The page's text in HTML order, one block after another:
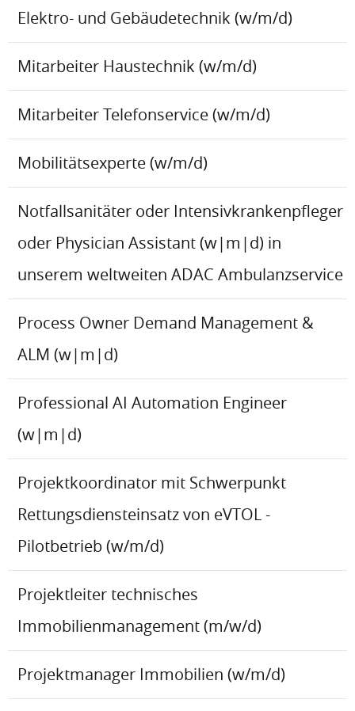
Elektro- und Gebäudetechnik (w/m/d)
Mitarbeiter Haustechnik (w/m/d)
Mitarbeiter Telefonservice (w/m/d)
Mobilitätsexperte (w/m/d)
Notfallsanitäter oder Intensivkrankenpfleger
oder Physician Assistant (w|m|d) in
unserem weltweiten ADAC Ambulanzservice
Process Owner Demand Management &
ALM (w|m|d)
Professional AI Automation Engineer
(w|m|d)
Projektkoordinator mit Schwerpunkt
Rettungsdiensteinsatz von eVTOL -
Pilotbetrieb (w/m/d)
Projektleiter technisches
Immobilienmanagement (m/w/d)
Projektmanager Immobilien (w/m/d)